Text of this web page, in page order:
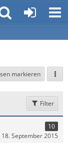
markieren
Filter
10
18. September 2015